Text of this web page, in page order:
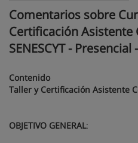
Comentarios sobre
Certificación Asistente
SENESCYT -
Contenido
Taller y Certificación Asistente
OBJETIVO GENERAL: